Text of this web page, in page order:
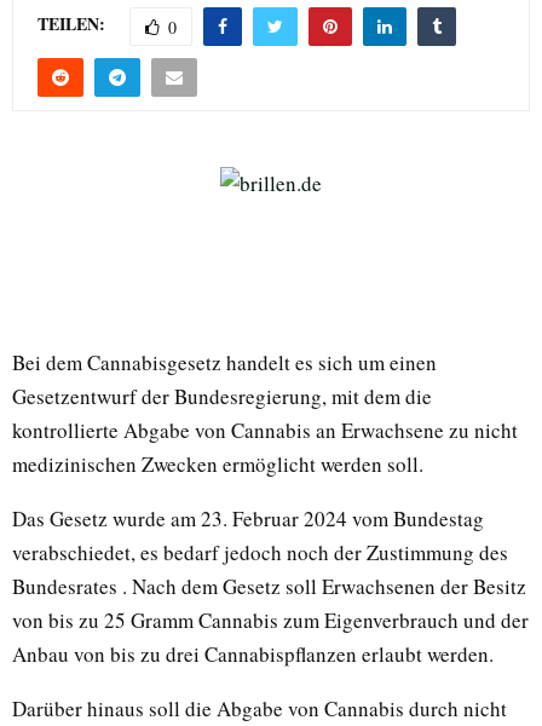
TEILEN: 0
Bei dem Cannabisgesetz handelt es sich um einen
Gesetzentwurf der Bundesregierung, mit dem die
kontrollierte Abgabe von Cannabis an Erwachsene zu nicht
medizinischen Zwecken ermöglicht werden soll.
Das Gesetz wurde am 23. Februar 2024 vom Bundestag
verabschiedet, es bedarf jedoch noch der Zustimmung des
Bundesrates . Nach dem Gesetz soll Erwachsenen der Besitz
von bis zu 25 Gramm Cannabis zum Eigenverbrauch und der
Anbau von bis zu drei Cannabispflanzen erlaubt werden.
Darüber hinaus soll die Abgabe von Cannabis durch nicht